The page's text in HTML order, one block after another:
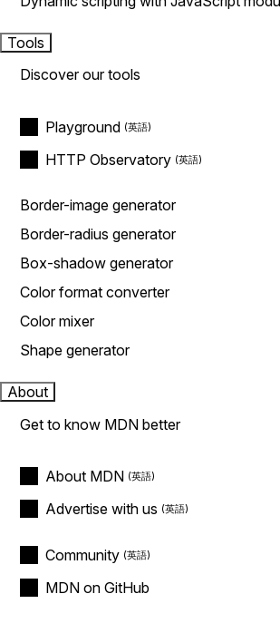
Tools
Discover our tools
Playground
HTTP Observatory
Border-image generator
Border-radius generator
Box-shadow generator
Color format converter
Color mixer
Shape generator
About
Get to know MDN better
About MDN
Advertise with us
Community
MDN on GitHub